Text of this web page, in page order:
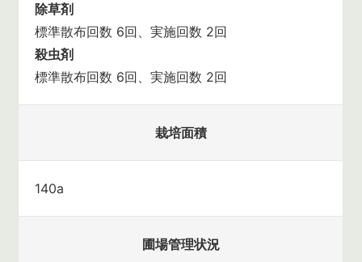
除草剤
標準散布回数 6回、実施回数 2回
殺虫剤
標準散布回数 6回、実施回数 2回
栽培面積
140a
圃場管理状況